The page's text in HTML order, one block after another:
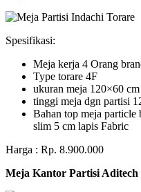
Spesifikasi:
Meja kerja 4 Orang
Type torare 4F
ukuran meja 120×60 cm
tinggi meja dgn partisi
Bahan top meja particle
slim 5 cm lapis Fabric
Harga : Rp. 8.900.000
Meja Kantor Partisi Aditech